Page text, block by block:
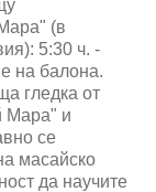
(в
5:30 ч. -
на балона.
гледка от
Мара" и
се
масайско
да научите